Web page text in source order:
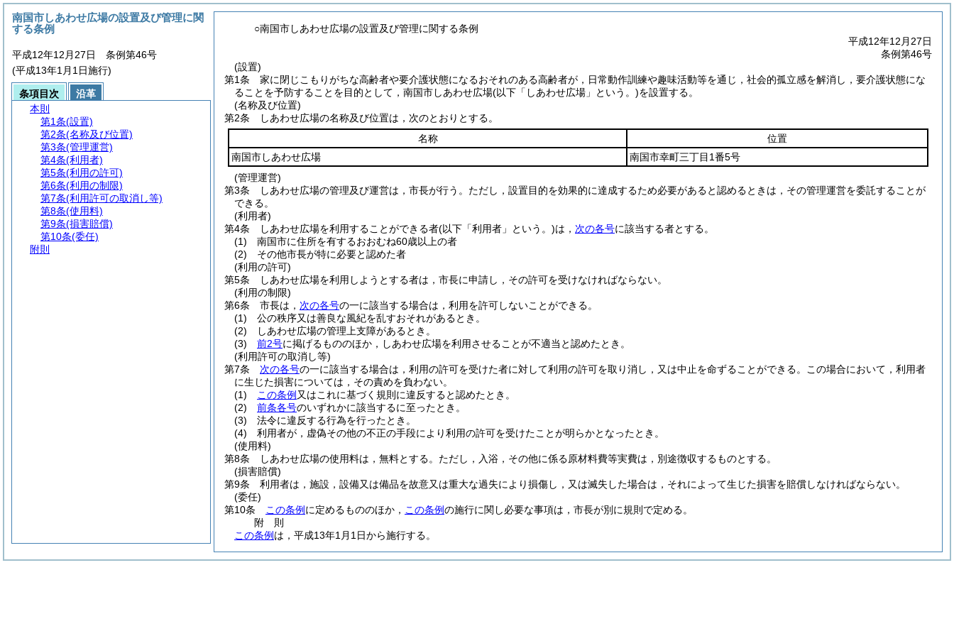
○南国市しあわせ広場の設置及び管理に関する条例
平成12年12月27日
条例第46号
(設置)
第1条
家に閉じこもりがちな高齢者や要介護状態になるおそれのある高齢者が，日常動作訓練や趣味活動等を通じ，社会的孤立感を解消し，要介護状態にな
ることを予防することを目的として，南国市しあわせ広場(以下「しあわせ広場」という。)を設置する。
(名称及び位置)
第2条
しあわせ広場の名称及び位置は，次のとおりとする。
名称
位置
南国市しあわせ広場
南国市幸町三丁目1番5号
(管理運営)
第3条
しあわせ広場の管理及び運営は，市長が行う。 ただし，設置目的を効果的に達成するため必要があると認めるときは，その管理運営を委託することが
できる。
(利用者)
第4条
しあわせ広場を利用することができる者(以下「利用者」という。)は， 次の各号に該当する者とする。
(1)
南国市に住所を有するおおむね60歳以上の者
(2)
その他市長が特に必要と認めた者
(利用の許可)
第5条
しあわせ広場を利用しようとする者は，市長に申請し，その許可を受けなければならない。
(利用の制限)
第6条
市長は， 次の各号の一に該当する場合は，利用を許可しないことができる。
(1)
公の秩序又は善良な風紀を乱すおそれがあるとき。
(2)
しあわせ広場の管理上支障があるとき。
(3)
前2号に掲げるもののほか，しあわせ広場を利用させることが不適当と認めたとき。
(利用許可の取消し等)
第7条
次の各号の一に該当する場合は，利用の許可を受けた者に対して利用の許可を取り消し，又は中止を命ずることができる。
この場合において，利用者
に生じた損害については，その責めを負わない。
(1)
この条例 又はこれに基づく規則に違反すると認めたとき。
(2)
前条各号のいずれかに該当するに至ったとき。
(3)
法令に違反する行為を行ったとき。
(4)
利用者が，虚偽その他の不正の手段により利用の許可を受けたことが明らかとなったとき。
(使用料)
第8条
しあわせ広場の使用料は，無料とする。 ただし，入浴，その他に係る原材料費等実費は，別途徴収するものとする。
(損害賠償)
第9条
利用者は，施設，設備又は備品を故意又は重大な過失により損傷し，又は滅失した場合は，それによって生じた損害を賠償しなければならない。
(委任)
第10条
この条例 に定めるもののほか， この条例の施行に関し必要な事項は，市長が別に規則で定める。
附 則
この条例 は，平成13年1月1日から施行する。
南国市しあわせ広場の設置及び管理に関
する条例
平成12年12月27日 条例第46号
(平成13年1月1日施行)
条項目次
沿革
本則
第1条(設置)
第2条(名称及び位置)
第3条(管理運営)
第4条(利用者)
第5条(利用の許可)
第6条(利用の制限)
第7条(利用許可の取消し等)
第8条(使用料)
第9条(損害賠償)
第10条(委任)
附則